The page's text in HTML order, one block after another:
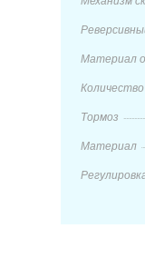
Материал
Тормоз
Материал